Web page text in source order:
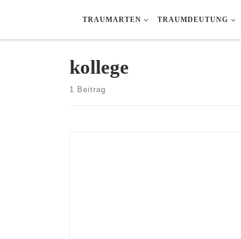
Zum Inhalt springenTRAUMARTEN TRAUMDEUTUNG
kollege
1 Beitrag